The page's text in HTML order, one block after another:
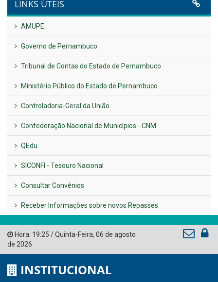
UTILIDADE PÚBLICA
Previous
LINKS ÚTEIS
AMUPE
Governo de Pernambuco
Tribunal de Contas do Estado de Pernambuco
Ministério Público do Estado de Pernambuco
Controladoria-Geral da União